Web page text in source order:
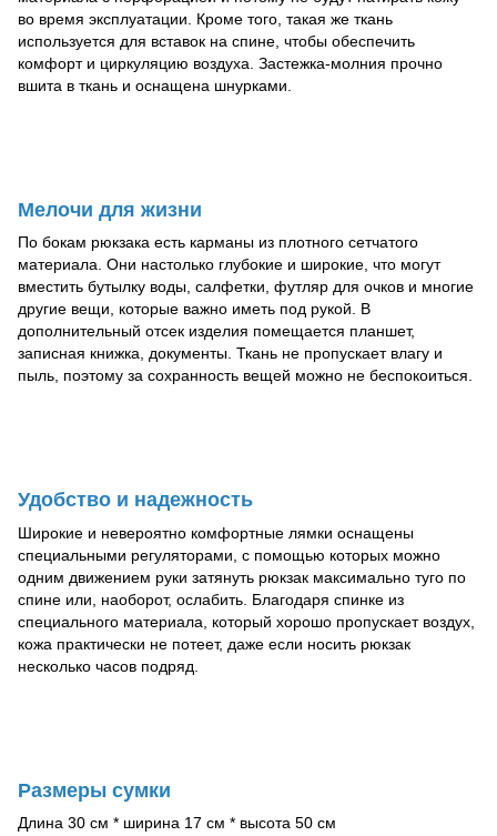
во время эксплуатации. Кроме того, такая же ткань
используется для вставок на спине, чтобы обеспечить
комфорт и циркуляцию воздуха. Застежка-молния прочно
вшита в ткань и оснащена шнурками.
Мелочи для жизни
По бокам рюкзака есть карманы из плотного сетчатого
материала. Они настолько глубокие и широкие, что могут
вместить бутылку воды, салфетки, футляр для очков и многие
другие вещи, которые важно иметь под рукой. В
дополнительный отсек изделия помещается планшет,
записная книжка, документы. Ткань не пропускает влагу и
пыль, поэтому за сохранность вещей можно не беспокоиться.
Удобство и надежность
Широкие и невероятно комфортные лямки оснащены
специальными регуляторами, с помощью которых можно
одним движением руки затянуть рюкзак максимально туго по
спине или, наоборот, ослабить. Благодаря спинке из
специального материала, который хорошо пропускает воздух,
кожа практически не потеет, даже если носить рюкзак
несколько часов подряд.
Размеры сумки
Длина 30 см * ширина 17 см * высота 50 см